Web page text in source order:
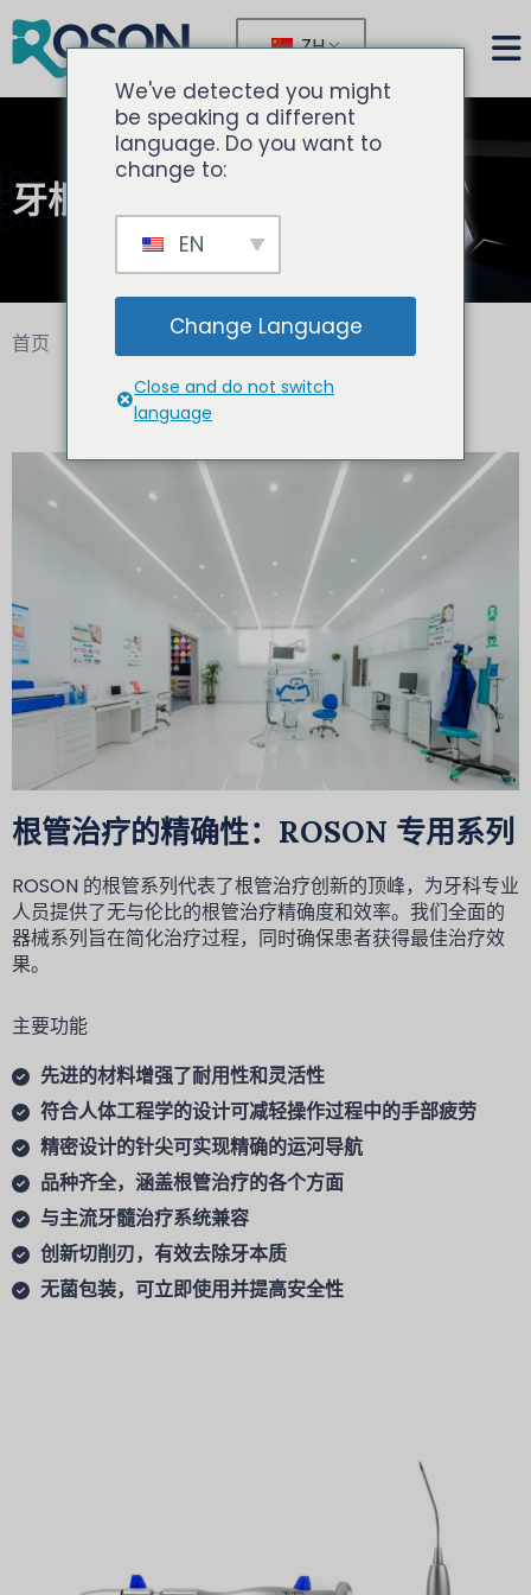
ZH
牙根管系列
首页
根管治疗的精确性：ROSON 专用系列
ROSON 的根管系列代表了根管治疗创新的顶峰，为牙科专业
人员提供了无与伦比的根管治疗精确度和效率。我们全面的
器械系列旨在简化治疗过程，同时确保患者获得最佳治疗效
果。
主要功能
先进的材料增强了耐用性和灵活性
符合人体工程学的设计可减轻操作过程中的手部疲劳
精密设计的针尖可实现精确的运河导航
品种齐全，涵盖根管治疗的各个方面
与主流牙髓治疗系统兼容
创新切削刃，有效去除牙本质
无菌包装，可立即使用并提高安全性
We've detected you might
be speaking a different
language. Do you want to
change to:
EN
Change Language
Close and do not switch
language